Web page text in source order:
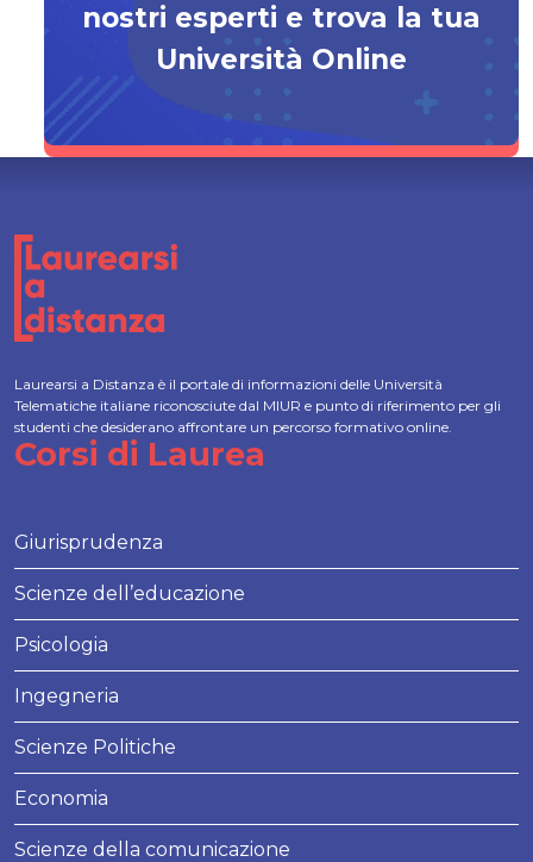
nostri esperti e trova la tua
Università Online
Laurearsi a Distanza è il portale di informazioni delle Università
Telematiche italiane riconosciute dal MIUR e punto di riferimento per gli
studenti che desiderano affrontare un percorso formativo online.
Corsi di Laurea
Giurisprudenza
Scienze dell’educazione
Psicologia
Ingegneria
Scienze Politiche
Economia
Scienze della comunicazione